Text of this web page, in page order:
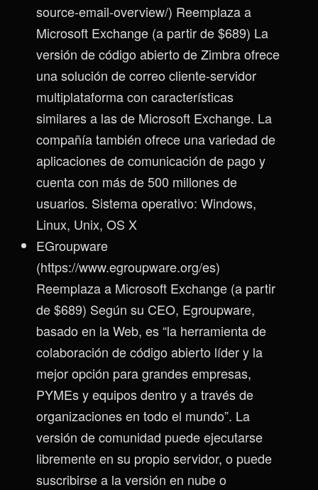
source-email-overview/) Reemplaza a
Microsoft Exchange (a partir de $689) La
versión de código abierto de Zimbra ofrece
una solución de correo cliente-servidor
multiplataforma con características
similares a las de Microsoft Exchange. La
compañía también ofrece una variedad de
aplicaciones de comunicación de pago y
cuenta con más de 500 millones de
usuarios. Sistema operativo: Windows,
Linux, Unix, OS X
EGroupware
(https://www.egroupware.org/es)
Reemplaza a Microsoft Exchange (a partir
de $689) Según su CEO, Egroupware,
basado en la Web, es “la herramienta de
colaboración de código abierto líder y la
mejor opción para grandes empresas,
PYMEs y equipos dentro y a través de
organizaciones en todo el mundo”. La
versión de comunidad puede ejecutarse
libremente en su propio servidor, o puede
suscribirse a la versión en nube o